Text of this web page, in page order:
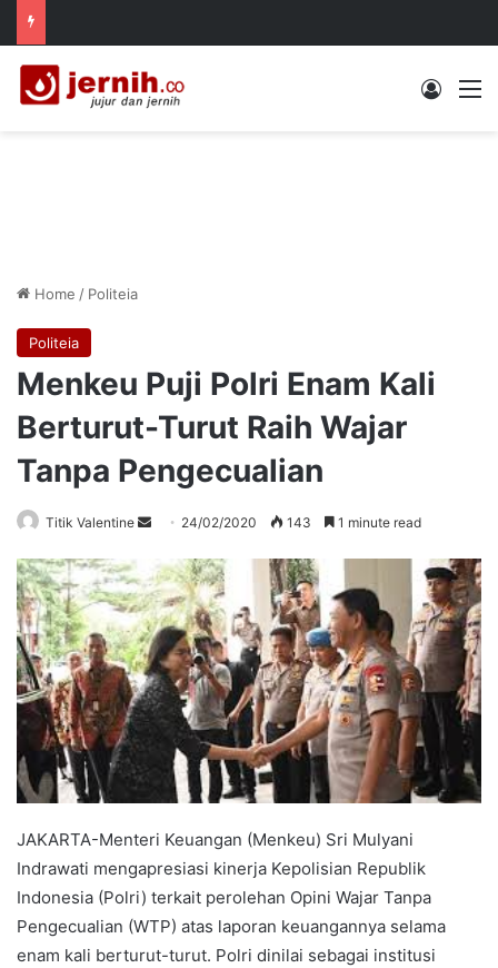
Log In
Home / Politeia
Politeia
Menkeu Puji Polri Enam Kali
Berturut-Turut Raih Wajar
Tanpa Pengecualian
Titik Valentine
Send
email
24/02/2020 143 1 minute read
JAKARTA-Menteri Keuangan (Menkeu) Sri Mulyani
Indrawati mengapresiasi kinerja Kepolisian Republik
Indonesia (Polri) terkait perolehan Opini Wajar Tanpa
Pengecualian (WTP) atas laporan keuangannya selama
enam kali berturut-turut. Polri dinilai sebagai institusi